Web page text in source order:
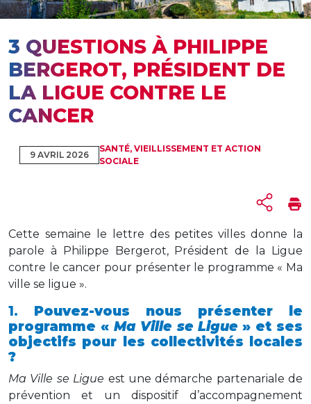
3 QUESTIONS À PHILIPPE
BERGEROT, PRÉSIDENT DE
LA LIGUE CONTRE LE
CANCER
9 AVRIL 2026
SANTÉ, VIEILLISSEMENT ET ACTION
SOCIALE
Cette semaine le lettre des petites villes donne la
parole à Philippe Bergerot, Président de la Ligue
contre le cancer pour présenter le programme « Ma
ville se ligue ».
1. Pouvez-vous nous présenter le
programme «Ma Ville se Ligue» et ses
objectifs pour les collectivités locales
?
Ma Ville se Ligue est une démarche partenariale de
prévention et un dispositif d’accompagnement